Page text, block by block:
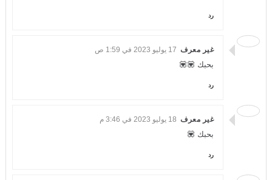
رد
غير معرف 17 يوليو 2023 في 1:59 ص
بحبك 💟💟
رد
غير معرف 18 يوليو 2023 في 3:46 م
بحبك 💟
رد